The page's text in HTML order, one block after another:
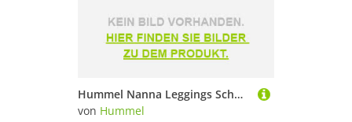
Hummel Nanna Leggings Schwarz 104 cm Mädchen
von Hummel